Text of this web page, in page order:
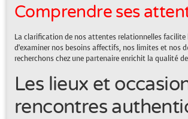
Comprendre ses
La clarification de nos attentes relationnelles
d’examiner nos besoins affectifs, nos limites et nos
recherchons chez une partenaire enrichit la qualité
Les lieux et
rencontres